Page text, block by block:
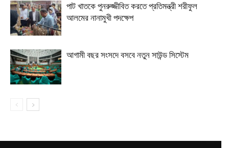
পাট খাতকে পুনরুজ্জীবিত করতে প্রতিমন্ত্রী শরীফুল
আলমের নানামুখী পদক্ষেপ
আগামী বছর সংসদে বসবে নতুন সাউন্ড সিস্টেম